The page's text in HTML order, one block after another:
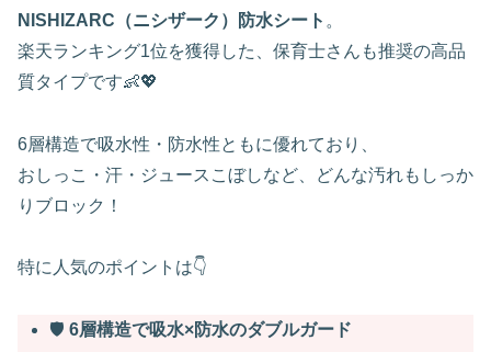
NISHIZARC（ニシザーク）防水シート 。
楽天ランキング1位を獲得した、保育士さんも推奨の高品
質タイプです👶💖
6層構造で吸水性・防水性ともに優れており、
おしっこ・汗・ジュースこぼしなど、どんな汚れもしっか
りブロック！
特に人気のポイントは👇
🛡️6層構造で吸水×防水のダブルガード